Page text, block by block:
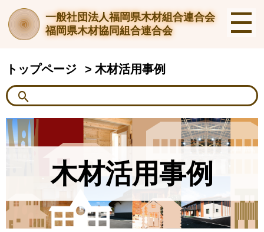
一般社団法人福岡県木材組合連合会
福岡県木材協同組合連合会
トップページ 木材活用事例
木材活用事例